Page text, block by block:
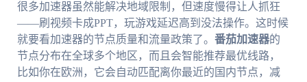
很多加速器虽然能解决地域限制，但速度慢得让人抓狂
——刷视频卡成PPT，玩游戏延迟高到没法操作。这时候
就要看加速器的节点质量和流量政策了。 番茄加速器的
节点分布在全球多个地区，而且会智能推荐最优线路，
比如你在欧洲，它会自动匹配离你最近的国内节点，减